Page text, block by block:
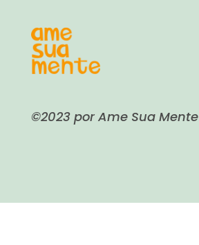
©2023 por Ame Sua Mente